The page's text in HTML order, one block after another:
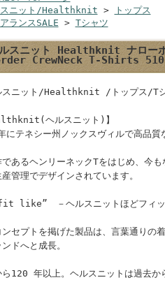
スニット/Healthknit >
トップス
ランスSALE > Tシャツ
スニット Healthknit ナロー
CrewNeck T-Shirts
スニット/Healthknit /トップス/Tシ
ヘルスニット)】
にテネシー州ノックスヴィルで高品
あるヘンリーネックTをはじめ、今
産管理でデザインされています。
like” －ヘルスニットほどフィッ
ンセプトを掲げた製品は、言葉通りの
ドへと成長。
120 年以上。ヘルスニットは過去か